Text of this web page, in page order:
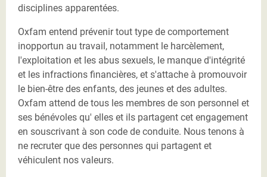
disciplines apparentées.
Oxfam entend prévenir tout type de comportement
inopportun au travail, notamment le harcèlement,
l'exploitation et les abus sexuels, le manque d'intégrité
et les infractions financières, et s'attache à promouvoir
le bien-être des enfants, des jeunes et des adultes.
Oxfam attend de tous les membres de son personnel et
ses bénévoles qu' elles et ils partagent cet engagement
en souscrivant à son code de conduite. Nous tenons à
ne recruter que des personnes qui partagent et
véhiculent nos valeurs.